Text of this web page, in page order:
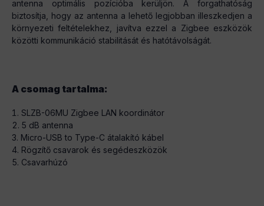
antenna optimális pozícióba kerüljön. A forgathatóság
biztosítja, hogy az antenna a lehető legjobban illeszkedjen a
környezeti feltételekhez, javítva ezzel a Zigbee eszközök
közötti kommunikáció stabilitását és hatótávolságát​.
A csomag tartalma:
SLZB-06MU Zigbee LAN koordinátor
5 dB antenna
Micro-USB to Type-C átalakító kábel
Rögzítő csavarok és segédeszközök
Csavarhúzó